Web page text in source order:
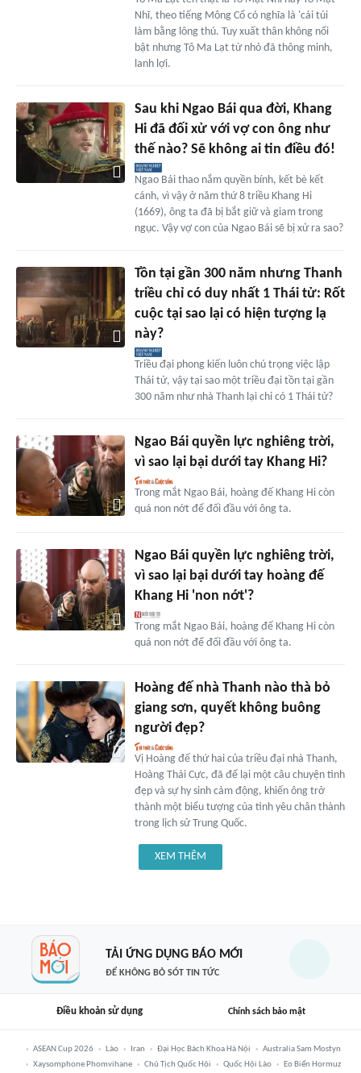
Nhĩ, theo tiếng Mông Cổ có nghĩa là 'cái túi
làm bằng lông thú. Tuy xuất thân không nổi
bật nhưng Tô Ma Lạt từ nhỏ đã thông minh,
lanh lợi.
Sau khi Ngao Bái qua đời, Khang
Hi đã đối xử với vợ con ông như
thế nào? Sẽ không ai tin điều đó!
Ngao Bái thao nắm quyền bính, kết bè kết
cánh, vì vậy ở năm thứ 8 triều Khang Hi
(1669), ông ta đã bị bắt giữ và giam trong
ngục. Vậy vợ con của Ngao Bái sẽ bị xử ra sao?
Tồn tại gần 300 năm nhưng Thanh
triều chỉ có duy nhất 1 Thái tử: Rốt
cuộc tại sao lại có hiện tượng lạ
này?
Triều đại phong kiến luôn chú trọng việc lập
Thái tử, vậy tại sao một triều đại tồn tại gần
300 năm như nhà Thanh lại chỉ có 1 Thái tử?
Ngao Bái quyền lực nghiêng trời,
vì sao lại bại dưới tay Khang Hi?
Trong mắt Ngao Bái, hoàng đế Khang Hi còn
quá non nớt để đối đầu với ông ta.
Ngao Bái quyền lực nghiêng trời,
vì sao lại bại dưới tay hoàng đế
Khang Hi 'non nớt'?
Trong mắt Ngao Bái, hoàng đế Khang Hi còn
quá non nớt để đối đầu với ông ta.
Hoàng đế nhà Thanh nào thà bỏ
giang sơn, quyết không buông
người đẹp?
Vị Hoàng đế thứ hai của triều đại nhà Thanh,
Hoàng Thái Cực, đã để lại một câu chuyện tình
đẹp và sự hy sinh cảm động, khiến ông trở
thành một biểu tượng của tình yêu chân thành
trong lịch sử Trung Quốc.
XEM THÊM
TẢI ỨNG DỤNG BÁO MỚI
ĐỂ KHÔNG BỎ SÓT TIN TỨC
Điều khoản sử dụng Chính sách bảo mật
ASEAN Cup 2026 Lào Iran Đại Học Bách Khoa Hà Nội
Australia Sam Mostyn
Xaysomphone Phomvihane
Chủ Tịch Quốc Hội Quốc Hội Lào Eo Biển Hormuz